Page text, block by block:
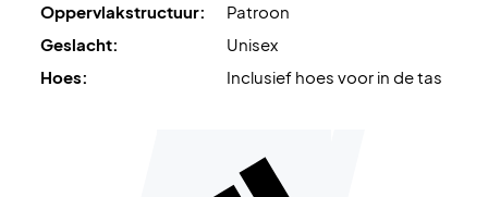
Oppervlakstructuur:
Patroon
Geslacht:
Unisex
Hoes:
Inclusief hoes voor in de tas